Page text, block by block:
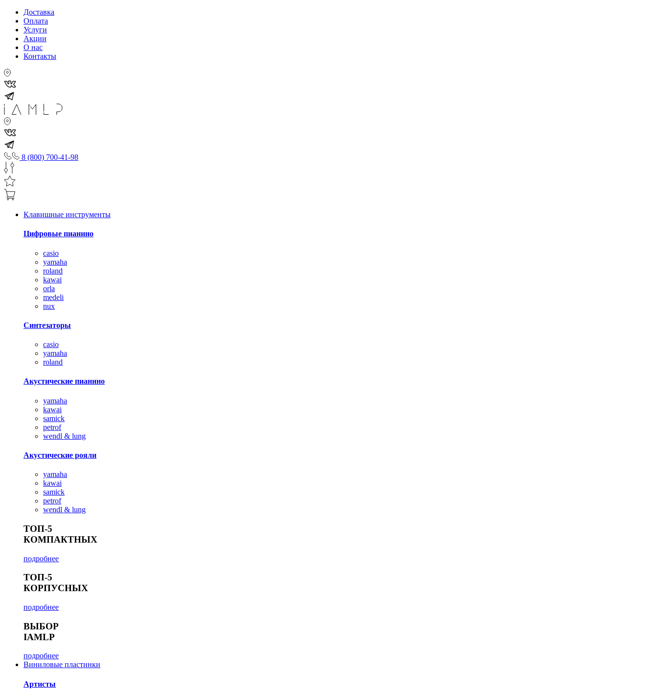
Доставка
Оплата
Услуги
Акции
О нас
Контакты
8 (800) 700-41-98
Клавишные инструменты
Цифровые пианино
casio
yamaha
roland
kawai
orla
medeli
nux
Синтезаторы
casio
yamaha
roland
Акустические пианино
yamaha
kawai
samick
petrof
wendl & lung
Акустические рояли
yamaha
kawai
samick
petrof
wendl & lung
ТОП-5
КОМПАКТНЫХ
подробнее
ТОП-5
КОРПУСНЫХ
подробнее
ВЫБОР
IAMLP
подробнее
Виниловые пластинки
Артисты